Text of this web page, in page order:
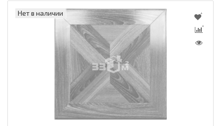
Нет в наличии